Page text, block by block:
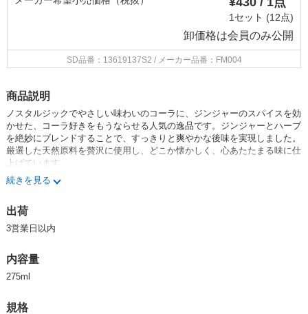
1セット (12点)
卸価格は会員のみ公開
SD品番：13619137S2 / メーカー品番：FM004
商品説明
ノスタルジックでやさしい味わいのコーラに、ジンジャーのスパイスを効
かせた、コーラ好きをもうならせる人気の逸品です。 ジンジャーとハーブ
を絶妙にブレンドすることで、すっきりと爽やかな後味を実現しました。
厳選した天然原料を贅沢に使用し、どこか懐かしく、心あたたまる味に仕
上げています。
【メーカー紹介】
シピを100年以上に渡り代々受け継いでいます。
近年はWHOのガイダンスに従って低糖レシピの改善に取り組み、現代の
続きを見る
出荷
3営業日以内
内容量
275ml
規格